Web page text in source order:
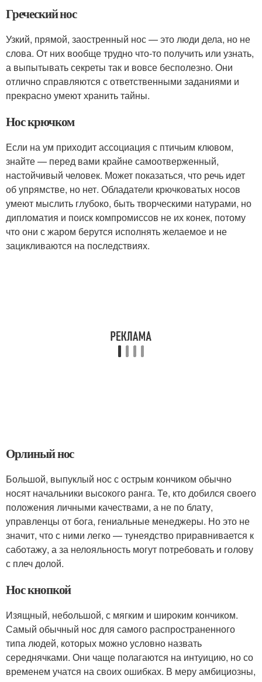
Греческий нос
Узкий, прямой, заостренный нос — это люди дела, но не
слова. От них вообще трудно что-то получить или узнать,
а выпытывать секреты так и вовсе бесполезно. Они
отлично справляются с ответственными заданиями и
прекрасно умеют хранить тайны.
Нос крючком
Если на ум приходит ассоциация с птичьим клювом,
знайте — перед вами крайне самоотверженный,
настойчивый человек. Может показаться, что речь идет
об упрямстве, но нет. Обладатели крючковатых носов
умеют мыслить глубоко, быть творческими натурами, но
дипломатия и поиск компромиссов не их конек, потому
что они с жаром берутся исполнять желаемое и не
зацикливаются на последствиях.
Орлиный нос
Большой, выпуклый нос с острым кончиком обычно
носят начальники высокого ранга. Те, кто добился своего
положения личными качествами, а не по блату,
управленцы от бога, гениальные менеджеры. Но это не
значит, что с ними легко — тунеядство приравнивается к
саботажу, а за нелояльность могут потребовать и голову
с плеч долой.
Нос кнопкой
Изящный, небольшой, с мягким и широким кончиком.
Самый обычный нос для самого распространенного
типа людей, которых можно условно назвать
середнячками. Они чаще полагаются на интуицию, но со
временем учатся на своих ошибках. В меру амбициозны,